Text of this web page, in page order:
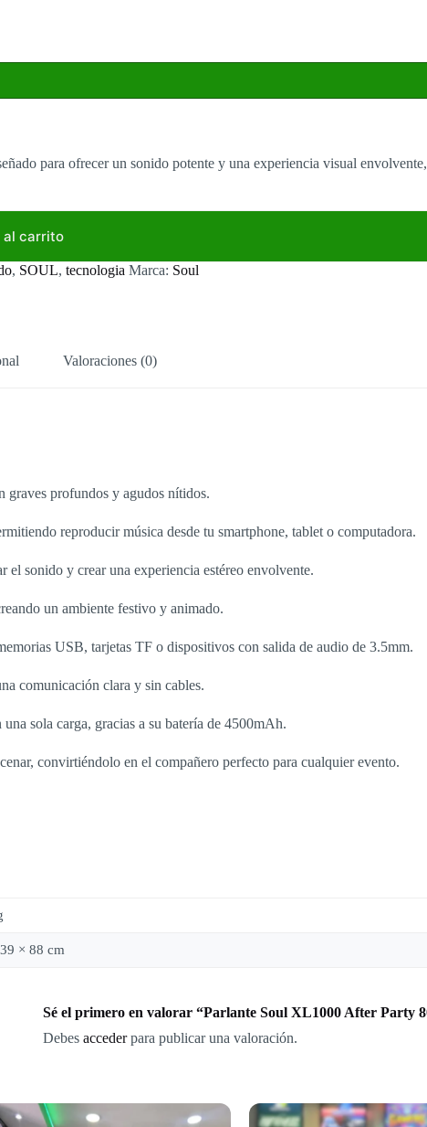
para ofrecer un sonido potente y una experiencia visual
al carrito
, SOUL, tecnologia Marca: Soul
Valoraciones (0)
graves profundos y agudos nítidos.
reproducir música desde tu smartphone, tablet o computadora.
sonido y crear una experiencia estéreo envolvente.
un ambiente festivo y animado.
USB, tarjetas TF o dispositivos con salida de audio de 3.5mm.
comunicación clara y sin cables.
sola carga, gracias a su batería de 4500mAh.
convirtiéndolo en el compañero perfecto para cualquier evento.
× 88 cm
Sé el primero en valorar “Parlante Soul XL1000 After Party
Debes accederpara publicar una valoración.